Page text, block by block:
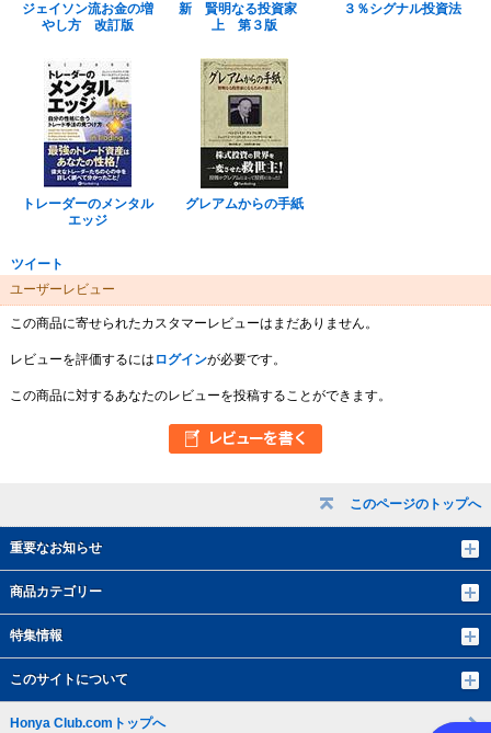
このページのトップへ
重要なお知らせ
商品カテゴリー
特集情報
このサイトについて
ジェイソン流お金の増
やし方 改訂版
新 賢明なる投資家
上 第３版
３％シグナル投資法
トレーダーのメンタル
エッジ
グレアムからの手紙
ツイート
ユーザーレビュー
この商品に寄せられたカスタマーレビューはまだありません。
レビューを評価するには ログインが必要です。
この商品に対するあなたのレビューを投稿することができます。
Honya Club.comトップへ